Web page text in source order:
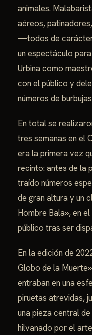
animales.
aéreos,
—todos de
un espectáculo
Urbina como
con el público y
números de
En total se
tres semanas en el
era la primera vez
recinto: antes de la
traído números
de gran altura y un
Hombre Bala», en
público tras ser
En la edición de
Globo de la
entraban en una
piruetas atrevidas,
una pieza central
hilvanado por el